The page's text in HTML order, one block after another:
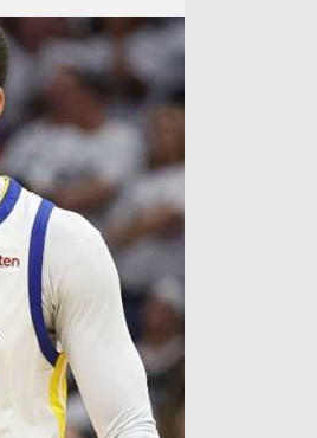
آراء حرة
ركن الألعاب